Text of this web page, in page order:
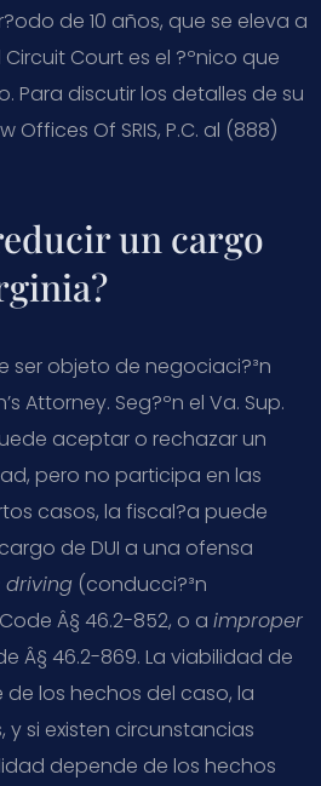
de 10 años, que se eleva a
Court es el ?ºnico que
Para discutir los detalles de su
Of SRIS, P.C. al (888)
un cargo
ser objeto de negociaci?³n
Attorney. Seg?ºn el Va. Sup.
aceptar o rechazar un
pero no participa en las
casos, la fiscal?­a puede
de DUI a una ofensa
driving (conducci?³n
Â§ 46.2-852, o a improper
Â§ 46.2-869. La viabilidad de
los hechos del caso, la
y si existen circunstancias
depende de los hechos